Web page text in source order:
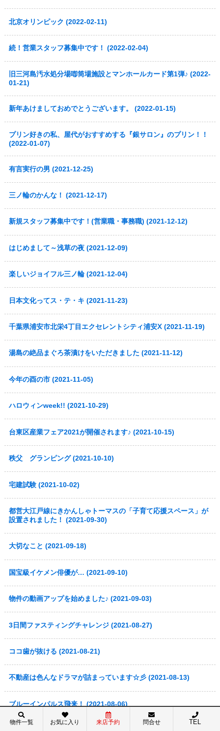
北京オリンピック (2022-02-11)
続！営業スタッフ募集中です！ (2022-02-04)
旧三河島汚水処分場喞筒場施設とマンホールカード第1弾♪ (2022-
01-21)
新年あけましておめでとうございます。 (2022-01-15)
プリン好きの私、屋代がおすすめする『銀サロン』のプリン！！
(2022-01-07)
有言実行の男 (2021-12-25)
三ノ輪のかんな！ (2021-12-17)
新規スタッフ募集中です！(営業職・事務職) (2021-12-12)
はじめまして～浅草の夜 (2021-12-09)
楽しいジョイフル三ノ輪 (2021-12-04)
日本文化ってス・テ・キ (2021-11-23)
千葉県浦安市北栄4丁目エクセレントシティ浦安Ⅹ (2021-11-19)
湯島の絶品まぐろ茶漬けをいただきました (2021-11-12)
今年の酉の市 (2021-11-05)
ハロウィンweek!! (2021-10-29)
台東区産業フェア2021が開催されます♪ (2021-10-15)
秩父 グランピング (2021-10-10)
宅建試験 (2021-10-02)
都営大江戸線にきかんしゃトーマスの「子育て応援スペース」が
設置されました！ (2021-09-30)
大切なこと (2021-09-18)
国宝級イケメン俳優が… (2021-09-10)
物件の動画アップを始めました♪ (2021-09-03)
3日間ファスティングチャレンジ (2021-08-27)
ココ歯が抜ける (2021-08-21)
不動産は色んなドラマが詰まっています☆彡 (2021-08-13)
ブルーインパルス飛来！ (2021-08-06)
物件一覧 お気に入り 来店予約 問合せ TEL